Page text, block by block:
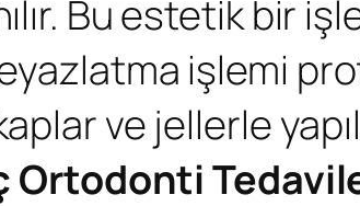
Bu estetik bir
işlemi
ve jellerle
Ortodonti